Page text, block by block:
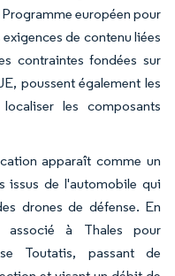
européen pour
de contenu liées
contraintes fondées sur
poussent également les
les composants
apparaît comme un
issus de l'automobile qui
drones de défense. En
associé à Thales pour
Toutatis, passant de